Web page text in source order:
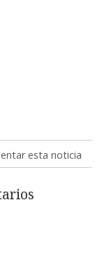
esta noticia